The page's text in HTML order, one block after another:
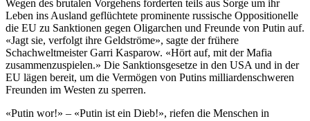
Wegen des brutalen Vorgehens forderten teils aus Sorge um ihr
Leben ins Ausland geflüchtete prominente russische Oppositionelle
die EU zu Sanktionen gegen Oligarchen und Freunde von Putin auf.
«Jagt sie, verfolgt ihre Geldströme», sagte der frühere
Schachweltmeister Garri Kasparow. «Hört auf, mit der Mafia
zusammenzuspielen.» Die Sanktionsgesetze in den USA und in der
EU lägen bereit, um die Vermögen von Putins milliardenschweren
Freunden im Westen zu sperren.
«Putin wor!» – «Putin ist ein Dieb!», riefen die Menschen in